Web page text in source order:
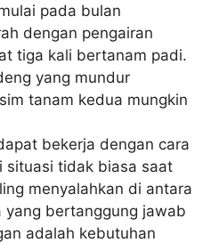
pada bulan
dengan pengairan
tiga kali bertanam padi.
yang mundur
tanam kedua mungkin
bekerja dengan cara
situasi tidak biasa saat
menyalahkan di antara
yang bertanggung jawab
adalah kebutuhan